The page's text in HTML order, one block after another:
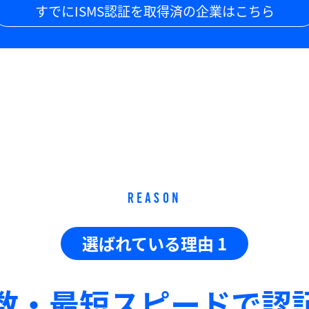
すでにISMS認証を取得済の企業はこちら
REASON
選ばれている理由 1